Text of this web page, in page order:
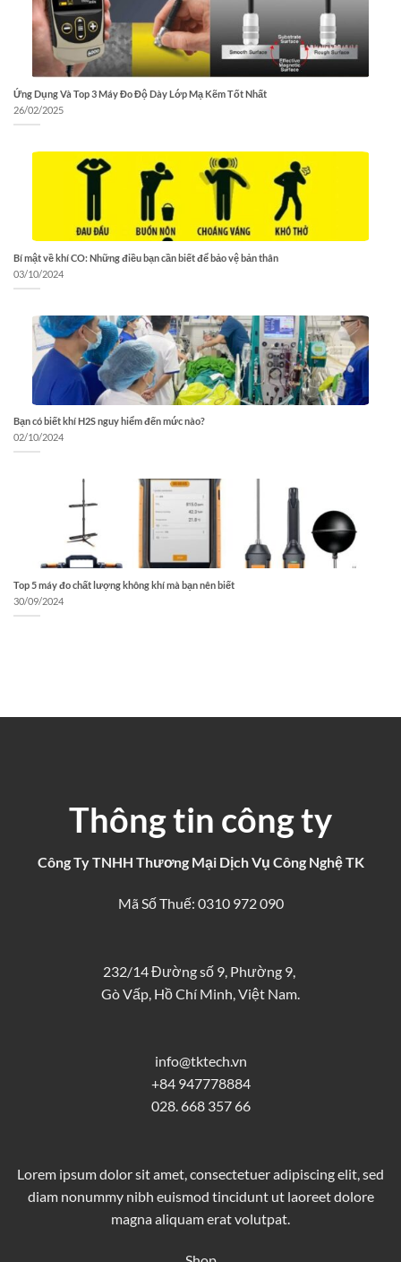
Ứng Dụng Và Top 3 Máy Đo Độ Dày Lớp Mạ Kẽm Tốt Nhất
26/02/2025
Bí mật về khí CO: Những điều bạn cần biết để bảo vệ bản thân
03/10/2024
Bạn có biết khí H2S nguy hiểm đến mức nào?
02/10/2024
Top 5 máy đo chất lượng không khí mà bạn nên biết
30/09/2024
Thông tin công ty
Công Ty TNHH Thương Mại Dịch Vụ Công Nghệ TK
Mã Số Thuế: 0310 972 090
232/14 Đường số 9, Phường 9,
Gò Vấp, Hồ Chí Minh, Việt Nam.
info@tktech.vn
+84 947778884
028. 668 357 66
Lorem ipsum dolor sit amet, consectetuer adipiscing elit, sed
diam nonummy nibh euismod tincidunt ut laoreet dolore
magna aliquam erat volutpat.